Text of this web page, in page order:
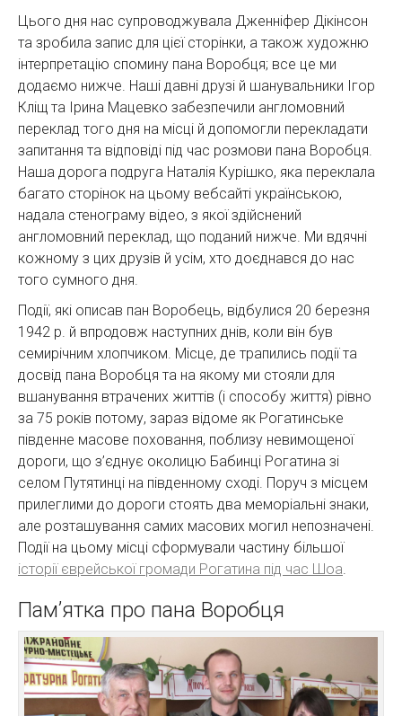
Цього дня нас супроводжувала Дженніфер Дікінсон
та зробила запис для цієї сторінки, а також художню
інтерпретацію спомину пана Воробця; все це ми
додаємо нижче. Наші давні друзі й шанувальники Ігор
Кліщ та Ірина Мацевко забезпечили англомовний
переклад того дня на місці й допомогли перекладати
запитання та відповіді під час розмови пана Воробця.
Наша дорога подруга Наталія Курішко, яка переклала
багато сторінок на цьому вебсайті українською,
надала стенограму відео, з якої здійснений
англомовний переклад, що поданий нижче. Ми вдячні
кожному з цих друзів й усім, хто доєднався до нас
того сумного дня.
Події, які описав пан Воробець, відбулися 20 березня
1942 р. й впродовж наступних днів, коли він був
семирічним хлопчиком. Місце, де трапились події та
досвід пана Воробця та на якому ми стояли для
вшанування втрачених життів (і способу життя) рівно
за 75 років потому, зараз відоме як Рогатинське
південне масове поховання, поблизу невимощеної
дороги, що з’єднує околицю Бабинці Рогатина зі
селом Путятинці на південному сході. Поруч з місцем
прилеглими до дороги стоять два меморіальні знаки,
але розташування самих масових могил непозначені.
Події на цьому місці сформували частину більшої
історії єврейської громади Рогатина під час Шоа
Пам’ятка про пана Воробця